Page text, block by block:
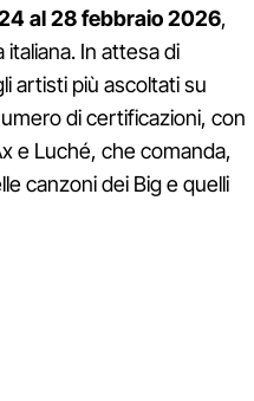
al 28 febbraio 2026,
In attesa di
artisti più ascoltati su
di certificazioni, con
e Luché, che comanda,
canzoni dei Big e quelli